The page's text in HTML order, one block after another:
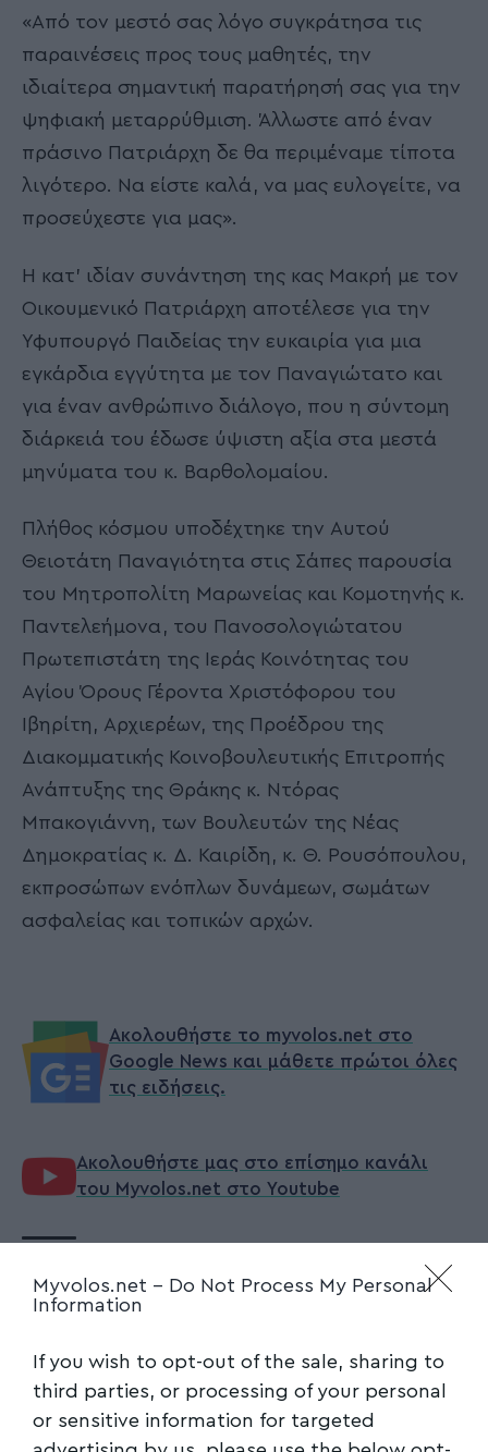
Myvolos.net - Do Not Process My Personal
Information
If you wish to opt-out of the sale, sharing to
third parties, or processing of your personal
or sensitive information for targeted
«Από τον μεστό σας λόγο συγκράτησα τις
παραινέσεις προς τους μαθητές, την
ιδιαίτερα σημαντική παρατήρησή σας για την
ψηφιακή μεταρρύθμιση. Άλλωστε από έναν
πράσινο Πατριάρχη δε θα περιμέναμε τίποτα
λιγότερο. Να είστε καλά, να μας ευλογείτε, να
προσεύχεστε για μας».
Η κατ’ ιδίαν συνάντηση της κας Μακρή με τον
Οικουμενικό Πατριάρχη αποτέλεσε για την
Υφυπουργό Παιδείας την ευκαιρία για μια
εγκάρδια εγγύτητα με τον Παναγιώτατο και
για έναν ανθρώπινο διάλογο, που η σύντομη
διάρκειά του έδωσε ύψιστη αξία στα μεστά
μηνύματα του κ. Βαρθολομαίου.
Πλήθος κόσμου υποδέχτηκε την Αυτού
Θειοτάτη Παναγιότητα στις Σάπες παρουσία
του Μητροπολίτη Μαρωνείας και Κομοτηνής κ.
Παντελεήμονα, του Πανοσολογιώτατου
Πρωτεπιστάτη της Ιεράς Κοινότητας του
Αγίου Όρους Γέροντα Χριστόφορου του
Ιβηρίτη, Αρχιερέων, της Προέδρου της
Διακομματικής Κοινοβουλευτικής Επιτροπής
Ανάπτυξης της Θράκης κ. Ντόρας
Μπακογιάννη, των Βουλευτών της Νέας
Δημοκρατίας κ. Δ. Καιρίδη, κ. Θ. Ρουσόπουλου,
εκπροσώπων ενόπλων δυνάμεων, σωμάτων
ασφαλείας και τοπικών αρχών.
Ακολουθήστε το myvolos.net στο
Google News και μάθετε πρώτοι όλες
τις ειδήσεις.
Ακολουθήστε μας στο επίσημο κανάλι
του Myvolos.net στο Youtube
TAGGED: ΖΕΤΤΑ_ΜΑΚΡΗ
Facebook